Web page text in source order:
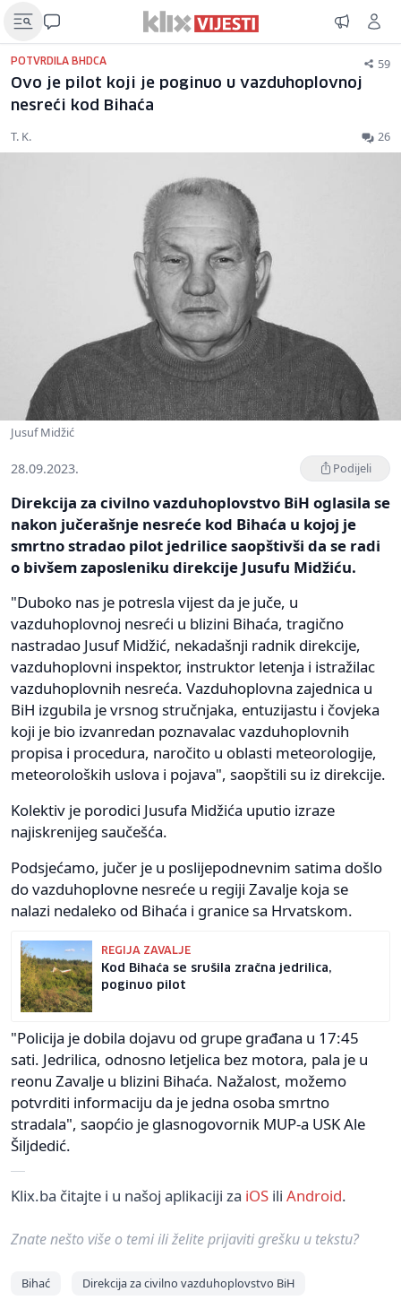
POTVRDILA BHDCA 59
Ovo je pilot koji je poginuo u vazduhoplovnoj
nesreći kod Bihaća
T. K. 26
Jusuf Midžić
28.09.2023. Podijeli
Direkcija za civilno vazduhoplovstvo BiH oglasila se
nakon jučerašnje nesreće kod Bihaća u kojoj je
smrtno stradao pilot jedrilice saopštivši da se radi
o bivšem zaposleniku direkcije Jusufu Midžiću.
"Duboko nas je potresla vijest da je juče, u
vazduhoplovnoj nesreći u blizini Bihaća, tragično
nastradao Jusuf Midžić, nekadašnji radnik direkcije,
vazduhoplovni inspektor, instruktor letenja i istražilac
vazduhoplovnih nesreća. Vazduhoplovna zajednica u
BiH izgubila je vrsnog stručnjaka, entuzijastu i čovjeka
koji je bio izvanredan poznavalac vazduhoplovnih
propisa i procedura, naročito u oblasti meteorologije,
meteoroloških uslova i pojava", saopštili su iz direkcije.
Kolektiv je porodici Jusufa Midžića uputio izraze
najiskrenijeg saučešća.
Podsjećamo, jučer je u poslijepodnevnim satima došlo
do vazduhoplovne nesreće u regiji Zavalje koja se
nalazi nedaleko od Bihaća i granice sa Hrvatskom.
REGIJA ZAVALJE
Kod Bihaća se srušila zračna jedrilica,
poginuo pilot
"Policija je dobila dojavu od grupe građana u 17:45
sati. Jedrilica, odnosno letjelica bez motora, pala je u
reonu Zavalje u blizini Bihaća. Nažalost, možemo
potvrditi informaciju da je jedna osoba smrtno
stradala", saopćio je glasnogovornik MUP-a USK Ale
Šiljdedić.
Klix.ba čitajte i u našoj aplikaciji za iOS ili Android.
Znate nešto više o temi ili želite prijaviti grešku u tekstu?
Bihać Direkcija za civilno vazduhoplovstvo BiH